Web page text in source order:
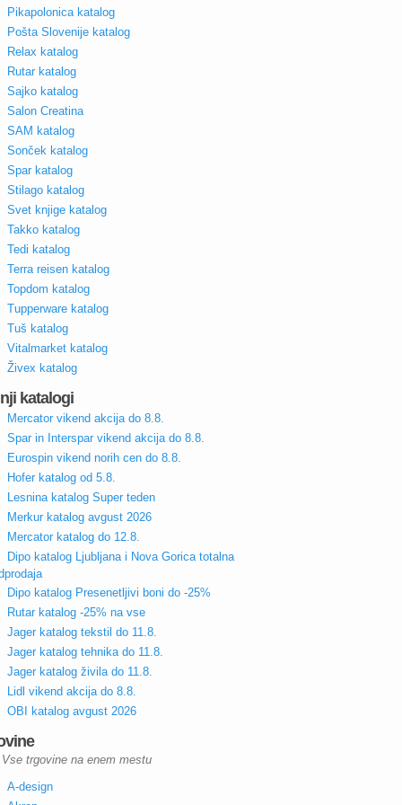
Pikapolonica katalog
Pošta Slovenije katalog
Relax katalog
Rutar katalog
Sajko katalog
Salon Creatina
SAM katalog
Sonček katalog
Spar katalog
Stilago katalog
Svet knjige katalog
Takko katalog
Tedi katalog
Terra reisen katalog
Topdom katalog
Tupperware katalog
Tuš katalog
Vitalmarket katalog
Živex katalog
katalogi
Mercator vikend akcija do 8.8.
Spar in Interspar vikend akcija do 8.8.
Eurospin vikend norih cen do 8.8.
Hofer katalog od 5.8.
Lesnina katalog Super teden
Merkur katalog avgust 2026
Mercator katalog do 12.8.
Dipo katalog Ljubljana i Nova Gorica totalna
Dipo katalog Presenetljivi boni do -25%
Rutar katalog -25% na vse
Jager katalog tekstil do 11.8.
Jager katalog tehnika do 11.8.
Jager katalog živila do 11.8.
Lidl vikend akcija do 8.8.
OBI katalog avgust 2026
Vse trgovine na enem mestu
A-design